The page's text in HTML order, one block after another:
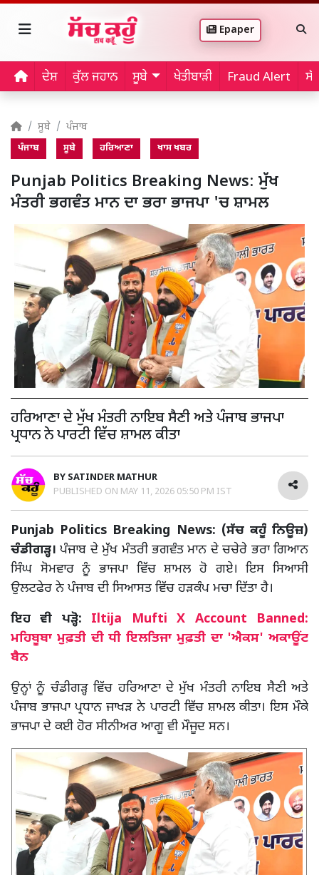
Epaper
ਦੇਸ਼ ਕੁੱਲ ਜਹਾਨ ਸੂਬੇ ਖੇਤੀਬਾੜੀ Fraud Alert
ਸੂਬੇ ਪੰਜਾਬ
ਪੰਜਾਬ ਸੂਬੇ ਹਰਿਆਣਾ ਖਾਸ ਖਬਰ
Punjab Politics Breaking News: ਮੁੱਖ
ਮੰਤਰੀ ਭਗਵੰਤ ਮਾਨ ਦਾ ਭਰਾ ਭਾਜਪਾ 'ਚ ਸ਼ਾਮਲ
ਹਰਿਆਣਾ ਦੇ ਮੁੱਖ ਮੰਤਰੀ ਨਾਇਬ ਸੈਣੀ ਅਤੇ ਪੰਜਾਬ ਭਾਜਪਾ
ਪ੍ਰਧਾਨ ਨੇ ਪਾਰਟੀ ਵਿੱਚ ਸ਼ਾਮਲ ਕੀਤਾ
BY SATINDER MATHUR
PUBLISHED ON MAY 11, 2026 05:50 PM IST
Punjab Politics Breaking News: (ਸੱਚ ਕਹੂੰ ਨਿਊਜ਼)
ਚੰਡੀਗੜ੍ਹ।ਪੰਜਾਬ ਦੇ ਮੁੱਖ ਮੰਤਰੀ ਭਗਵੰਤ ਮਾਨ ਦੇ ਚਚੇਰੇ ਭਰਾ ਗਿਆਨ
ਸਿੰਘ ਸੋਮਵਾਰ ਨੂੰ ਭਾਜਪਾ ਵਿੱਚ ਸ਼ਾਮਲ ਹੋ ਗਏ। ਇਸ ਸਿਆਸੀ
ਉਲਟਫੇਰ ਨੇ ਪੰਜਾਬ ਦੀ ਸਿਆਸਤ ਵਿੱਚ ਹੜਕੰਪ ਮਚਾ ਦਿੱਤਾ ਹੈ।
ਇਹ ਵੀ ਪੜ੍ਹੋ: Iltija Mufti X Account Banned:
ਮਹਿਬੂਬਾ ਮੁਫ਼ਤੀ ਦੀ ਧੀ ਇਲਤਿਜਾ ਮੁਫ਼ਤੀ ਦਾ 'ਐਕਸ' ਅਕਾਊਂਟ
ਬੈਨ
ਉਨ੍ਹਾਂ ਨੂੰ ਚੰਡੀਗੜ੍ਹ ਵਿੱਚ ਹਰਿਆਣਾ ਦੇ ਮੁੱਖ ਮੰਤਰੀ ਨਾਇਬ ਸੈਣੀ ਅਤੇ
ਪੰਜਾਬ ਭਾਜਪਾ ਪ੍ਰਧਾਨ ਜਾਖੜ ਨੇ ਪਾਰਟੀ ਵਿੱਚ ਸ਼ਾਮਲ ਕੀਤਾ। ਇਸ ਮੌਕੇ
ਭਾਜਪਾ ਦੇ ਕਈ ਹੋਰ ਸੀਨੀਅਰ ਆਗੂ ਵੀ ਮੌਜੂਦ ਸਨ।